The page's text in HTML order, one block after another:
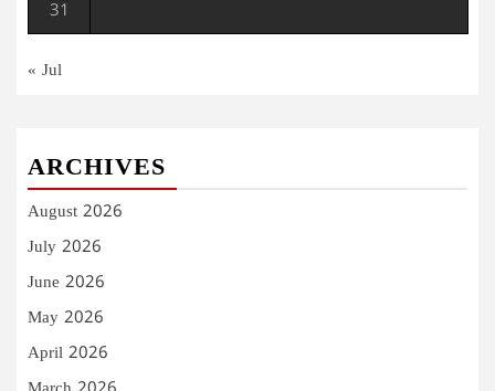
31
« Jul
ARCHIVES
August 2026
July 2026
June 2026
May 2026
April 2026